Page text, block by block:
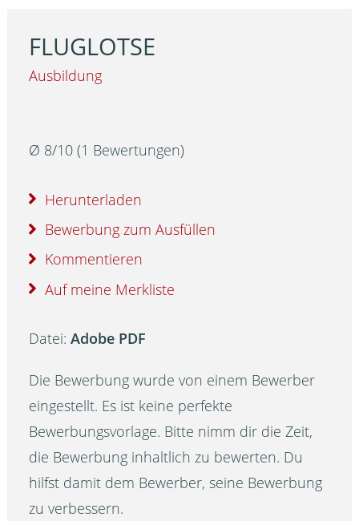
FLUGLOTSE
Ausbildung
Ø 8/10 (1 Bewertungen)
Herunterladen
Bewerbung zum Ausfüllen
Kommentieren
Auf meine Merkliste
Datei:Adobe PDF
Die Bewerbung wurde von einem Bewerber
eingestellt. Es ist keine perfekte
Bewerbungsvorlage. Bitte nimm dir die Zeit,
die Bewerbung inhaltlich zu bewerten. Du
hilfst damit dem Bewerber, seine Bewerbung
zu verbessern.